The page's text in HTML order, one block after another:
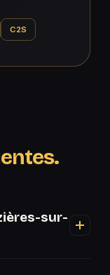
C2S
sur-